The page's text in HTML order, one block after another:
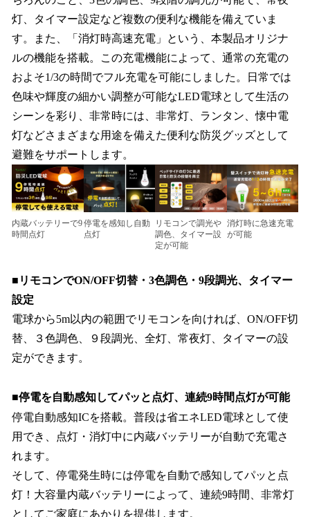
灯、タイマー設定など複数の便利な機能を備えていま
す。また、「消灯時高速充電」という、本製品オリジナ
ルの機能を搭載。この充電機能によって、通常の充電の
およそ1/3の時間でフル充電を可能にしました。日常では
色味や輝度の細かい調整が可能なLED電球として生活の
シーンを彩り、非常時には、非常灯、ランタン、懐中電
灯などさまざまな用途を備えた便利な防災グッズとして
避難をサポートします。
内蔵バッテリーで9
時間点灯
停電を感知し自動
点灯
リモコンで調光や
調色、タイマー設
定が可能
消灯時に急速充電
が可能
■リモコンでON/OFF切替・3色調色・9段調光、タイマー
設定
電球から5m以内の範囲でリモコンを向ければ、ON/OFF切
替、３色調色、９段調光、全灯、常夜灯、タイマーの設
定ができます。
■停電を自動感知してパッと点灯、連続9時間点灯が可能
停電自動感知ICを搭載。普段は省エネLED電球として使
用でき、点灯・消灯中に内蔵バッテリーが自動で充電さ
れます。
そして、停電発生時には停電を自動で感知してパッと点
灯！大容量内蔵バッテリーによって、連続9時間、非常灯
としてご家庭にあかりを提供します。